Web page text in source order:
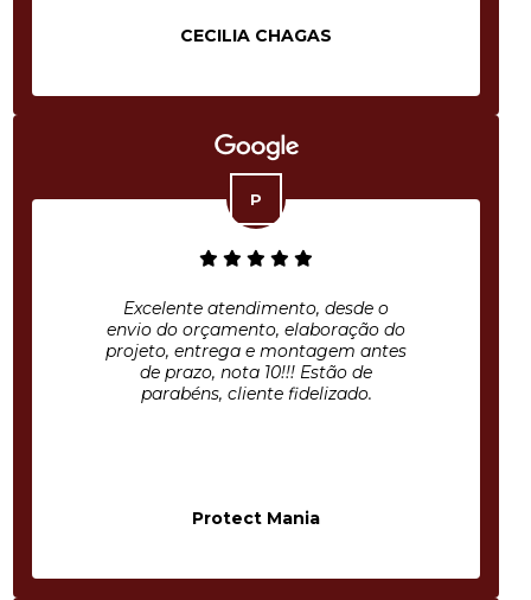
CECILIA CHAGAS
Excelente atendimento, desde o
envio do orçamento, elaboração do
projeto, entrega e montagem antes
de prazo, nota 10!!! Estão de
parabéns, cliente fidelizado.
Protect Mania